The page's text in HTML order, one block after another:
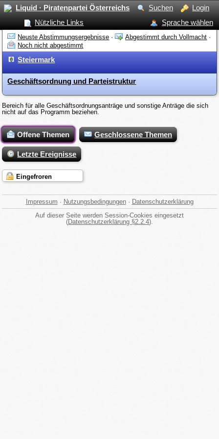
Liquid · Piratenpartei Österreichs Suchen
Login
Nützliche Links
Sprache wählen
Neuste Abstimmungsergebnisse · Abgestimmt durch Vollmacht ·
Noch nicht abgestimmt
Steiermark
Geschäftsordnung und Parteistruktur
Bereich für alle Geschäftsordnungsanträge und sonstige Anträge die sich
nicht auf das Programm beziehen.
Offene Themen Geschlossene Themen
Letzte Ereignisse
Eingefroren
Impressum · Nutzungsbedingungen· Datenschutzerklärung
Auf dieser Seite werden Session-Cookies eingesetzt
(Datenschutzerklärung §2.2.4).